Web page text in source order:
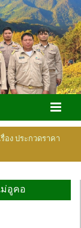
อง ประกวดราคา
อูคอ